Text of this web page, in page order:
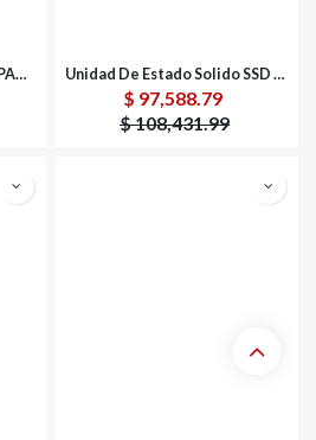
DELONGHI AC PORTATIL PACCN120E Unidad De Estado Solido SSD Para Servidor HPE P40505-B21 3.8TB SATA 6Gbit/s
$ 97,588.79
$108,431.99